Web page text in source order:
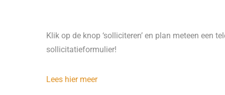
Klik op de knop ‘solliciteren’ en plan meteen een
sollicitatieformulier!
Lees hier meer